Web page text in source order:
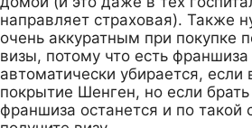
направляет страховая). Также
очень аккуратным при покупке
визы, потому что есть
автоматически убирается,
покрытие Шенген, но если
франшиза останется и по такой